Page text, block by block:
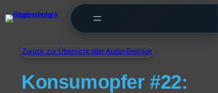
Zurück zur Übersicht aller Audio-Beiträge
Konsumopfer #22: